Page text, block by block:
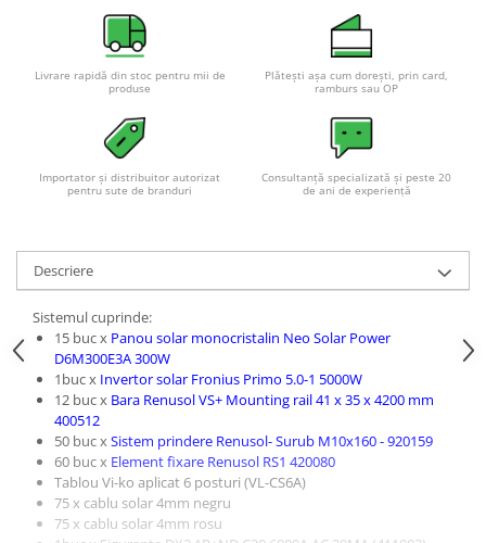
Livrare rapidă din stoc pentru mii de
produse
Plătești așa cum dorești, prin card,
ramburs sau OP
Importator și distribuitor autorizat
pentru sute de branduri
Consultanță specializată și peste 20
de ani de experiență
Descriere
Sistemul cuprinde:
15 buc x Panou solar monocristalin Neo Solar Power
D6M300E3A 300W
1buc x Invertor solar Fronius Primo 5.0-1 5000W
12 buc x Bara Renusol VS+ Mounting rail 41 x 35 x 4200 mm
400512
50 buc xSistem prindere Renusol- Surub M10x160 - 920159
60 buc x Element fixare Renusol RS1 420080
Tablou Vi-ko aplicat 6 posturi (VL-CS6A)
75 x cablu solar 4mm negru
75 x cablu solar 4mm rosu